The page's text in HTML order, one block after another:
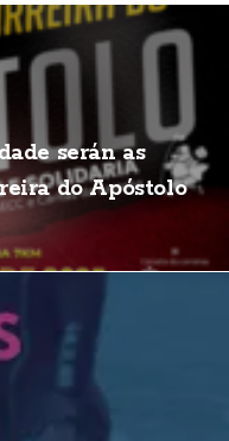
serán as
do Apóstolo